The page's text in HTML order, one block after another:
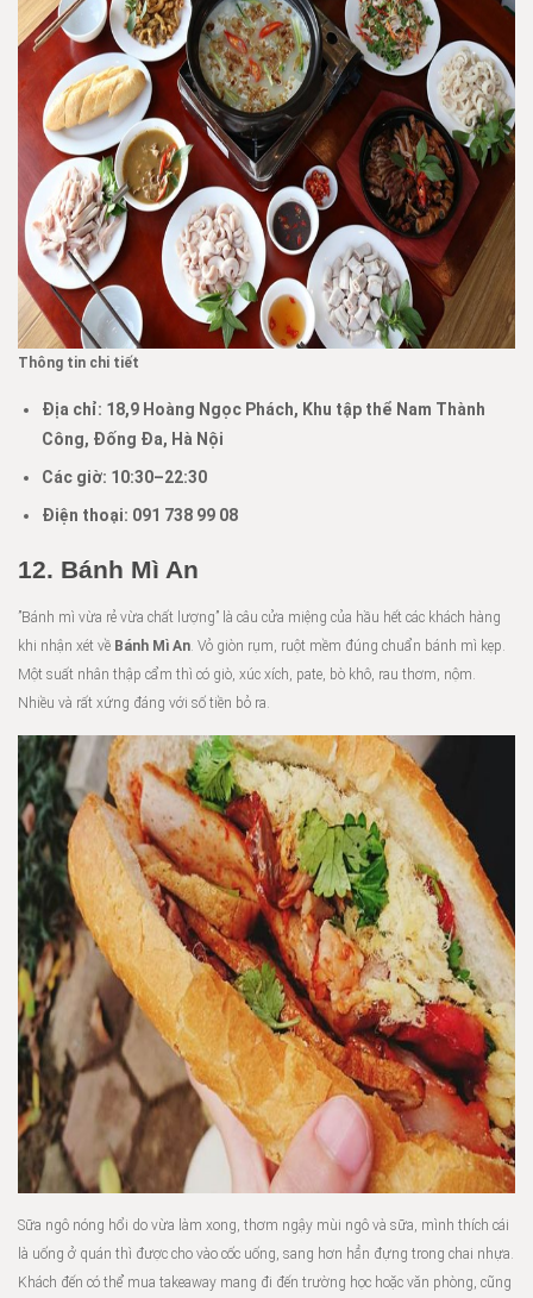
Thông tin chi tiết
Địa chỉ: 18,9 Hoàng Ngọc Phách, Khu tập thể Nam Thành
Công, Đống Đa, Hà Nội
Các giờ: 10:30–22:30
Điện thoại: 091 738 99 08
12. Bánh Mì An
”Bánh mì vừa rẻ vừa chất lượng” là câu cửa miệng của hầu hết các khách hàng
khi nhận xét về Bánh Mì An. Vỏ giòn rụm, ruột mềm đúng chuẩn bánh mì kẹp.
Một suất nhân thập cẩm thì có giò, xúc xích, pate, bò khô, rau thơm, nộm.
Nhiều và rất xứng đáng với số tiền bỏ ra.
Sữa ngô nóng hổi do vừa làm xong, thơm ngậy mùi ngô và sữa, mình thích cái
là uống ở quán thì được cho vào cốc uống, sang hơn hẳn đựng trong chai nhựa.
Khách đến có thể mua takeaway mang đi đến trường học hoặc văn phòng, cũng